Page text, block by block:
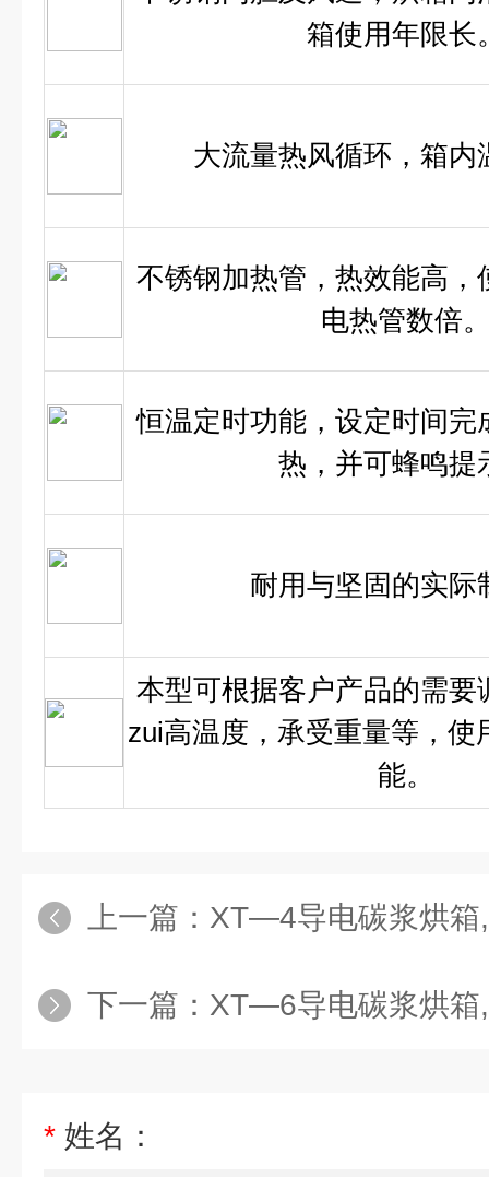
箱使用年限长
大流量热风循环，箱内
不锈钢加热管，热效能高，
电热管数倍
恒温定时功能，设定时间完
热，并可蜂鸣提
耐用与坚固的实际
本型可根据客户产品的需要
zui高温度，承受重量等，使
能。
上一篇： XT—4导电碳浆烘箱
下一篇： XT—6导电碳浆烘箱
* 姓名：